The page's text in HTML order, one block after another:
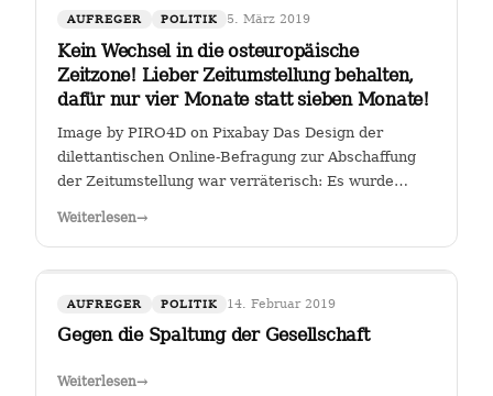
AUFREGER POLITIK 5. März 2019
Kein Wechsel in die osteuropäische
Zeitzone! Lieber Zeitumstellung behalten,
dafür nur vier Monate statt sieben Monate!
Image by PIRO4D on Pixabay Das Design der
dilettantischen Online-Befragung zur Abschaffung
der Zeitumstellung war verräterisch: Es wurde
Weiterlesen→
AUFREGER POLITIK 14. Februar 2019
Gegen die Spaltung der Gesellschaft
Weiterlesen→